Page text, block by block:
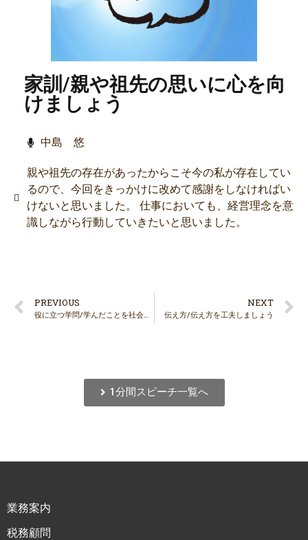
家訓/親や祖先の思いに心を向
けましょう
中島 悠
親や祖先の存在があったからこそ今の私が存在してい
るので、今回をきっかけに改めて感謝をしなければい
けないと思いました。 仕事においても、経営理念を意
識しながら行動していきたいと思いました。
PREVIOUS
役に立つ学問/学んだことを社会で活かしましょう
NEXT
伝え方/伝え方を工夫しましょう
1分間スピーチ一覧へ
業務案内
税務顧問